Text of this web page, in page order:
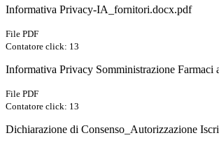
Informativa Privacy-IA_fornitori.docx.pdf
File PDF
Contatore click: 13
Informativa Privacy Somministrazione Farmaci
File PDF
Contatore click: 13
Dichiarazione di Consenso_Autorizzazione